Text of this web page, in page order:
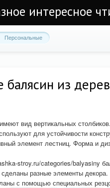
интересное
Персональные
из
вид вертикальных
для устойчивости
элемент лестниц. Форма и
stroy.ru/categories/balyasiny
разные элементы
с помощью специальных